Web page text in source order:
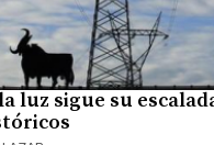
luz sigue su